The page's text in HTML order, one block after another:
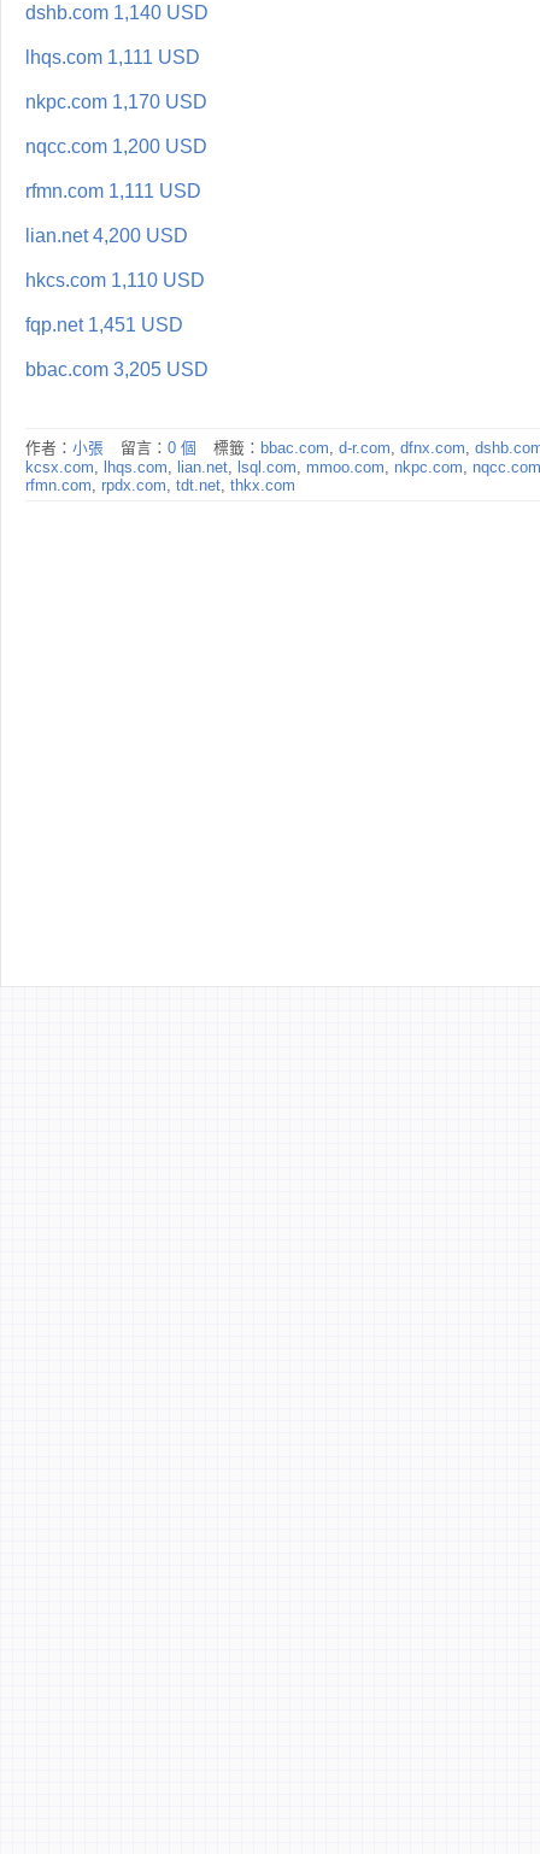
dshb.com 1,140 USD
lhqs.com 1,111 USD
nkpc.com 1,170 USD
nqcc.com 1,200 USD
rfmn.com 1,111 USD
lian.net 4,200 USD
hkcs.com 1,110 USD
fqp.net 1,451 USD
bbac.com 3,205 USD
作者： 小張 留言： 0 個 標籤： bbac.com, d-r.com, dfnx.com,
kcsx.com, lhqs.com, lian.net, lsql.com, mmoo.com, nkpc.com, nqcc.com
rfmn.com, rpdx.com, tdt.net, thkx.com